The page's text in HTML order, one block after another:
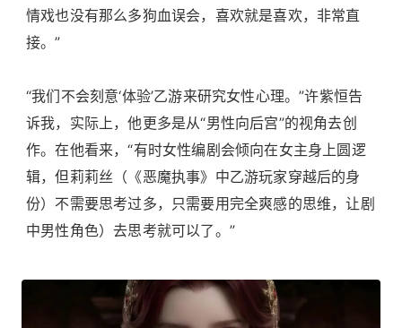
情戏也没有那么多狗血误会，喜欢就是喜欢，非常直
接。”
“我们不会刻意‘体验’乙游来研究女性心理。”许紫恒告
诉我，实际上，他更多是从“男性向后宫”的视角去创
作。在他看来，“有时女性编剧会倾向在女主身上圆逻
辑，但莉莉丝（《恶魔执事》中乙游玩家穿越后的身
份）不需要思考过多，只需要用完全爽感的思维，让剧
中男性角色）去思考就可以了。”